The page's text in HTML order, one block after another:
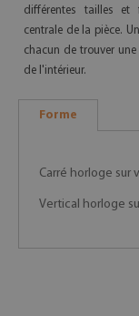
différentes tailles et
centrale de la pièce.
chacun de trouver
de l'intérieur.
Forme
Carré horloge sur
Vertical horloge